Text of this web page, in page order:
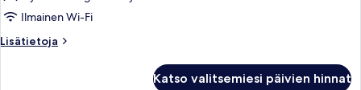
(kaksi
kuvat
Ilmainen Wi-Fi
Lisätietoja
Lisätietoja
Katso valitsemiesi päivien hinnat